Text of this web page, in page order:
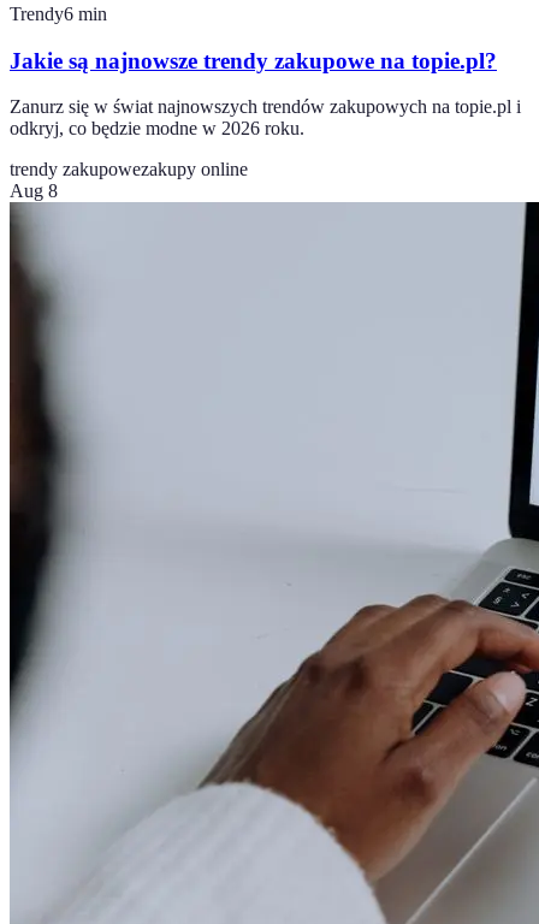
Trendy6 min
Jakie są najnowsze trendy zakupowe na topie.pl?
Zanurz się w świat najnowszych trendów zakupowych na topie.pl i
odkryj, co będzie modne w 2026 roku.
trendy zakupowezakupy online
Aug 8